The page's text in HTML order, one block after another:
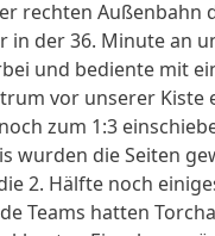
rechten Außenbahn
in der 36. Minute an
und bediente mit
vor unserer Kiste
zum 1:3
wurden die Seiten
2. Hälfte noch
Teams hatten